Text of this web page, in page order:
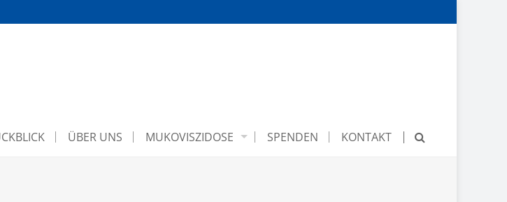
ÜBER UNS MUKOVISZIDOSE SPENDEN KONTAKT